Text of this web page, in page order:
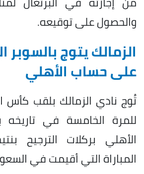
والحصول على توقيعه.
الزمالك يتوج بالسوبر
على حساب الأهلي
تُوج نادي الزمالك بلقب كأس
للمرة الخامسة في
المباراة التي أقيمت في